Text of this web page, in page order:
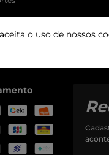
o uso de nossos